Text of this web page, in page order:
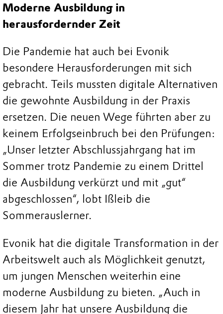
Moderne Ausbildung in
herausfordernder Zeit
Die Pandemie hat auch bei Evonik
besondere Herausforderungen mit sich
gebracht. Teils mussten digitale Alternativen
die gewohnte Ausbildung in der Praxis
ersetzen. Die neuen Wege führten aber zu
keinem Erfolgseinbruch bei den Prüfungen:
„Unser letzter Abschlussjahrgang hat im
Sommer trotz Pandemie zu einem Drittel
die Ausbildung verkürzt und mit „gut“
abgeschlossen“, lobt Ißleib die
Sommerauslerner.
Evonik hat die digitale Transformation in der
Arbeitswelt auch als Möglichkeit genutzt,
um jungen Menschen weiterhin eine
moderne Ausbildung zu bieten. „Auch in
diesem Jahr hat unsere Ausbildung die